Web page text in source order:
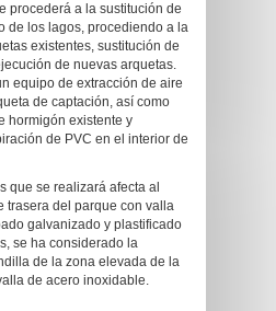
procederá a la sustitución de
de los lagos, procediendo a la
existentes, sustitución de
de nuevas arquetas.
equipo de extracción de aire
de captación, así como
hormigón existente y
de PVC en el interior de
que se realizará afecta al
trasera del parque con valla
galvanizado y plastificado
se ha considerado la
de la zona elevada de la
de acero inoxidable.